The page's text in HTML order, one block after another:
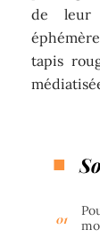
de leur
tapis